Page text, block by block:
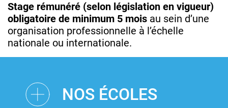
Stage rémunéré (selon législation en vigueur)
obligatoire de minimum 5 mois au sein d’une
organisation professionnelle à l’échelle
nationale ou internationale.
NOS ÉCOLES